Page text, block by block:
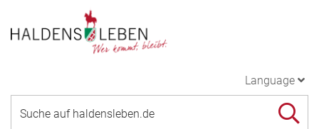
Language